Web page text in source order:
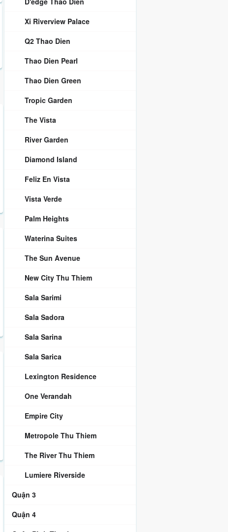
Xi Riverview Palace
Q2 Thao Dien
Thao Dien Pearl
Thao Dien Green
Tropic Garden
The Vista
River Garden
Diamond Island
Feliz En Vista
Vista Verde
Palm Heights
Waterina Suites
The Sun Avenue
New City Thu Thiem
Sala Sarimi
Sala Sadora
Sala Sarina
Sala Sarica
Lexington Residence
One Verandah
Empire City
Metropole Thu Thiem
The River Thu Thiem
Lumiere Riverside
Quận 3
Quận 4